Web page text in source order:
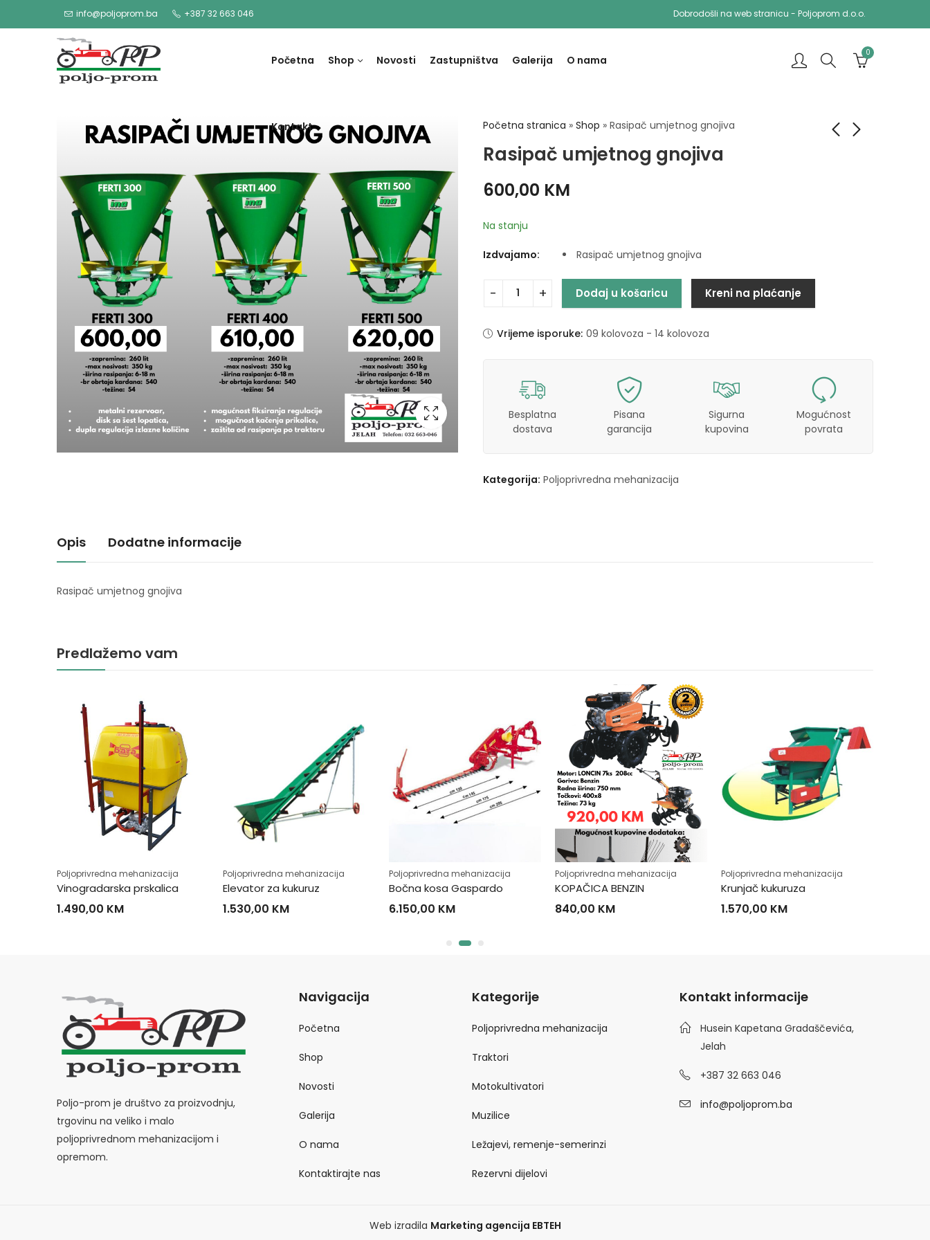
info@poljoprom.ba +387 32 663 046 Dobrodošli na web stranicu - Poljoprom d.o.o.
Početna Shop Novosti Zastupništva Galerija O nama
Kontakt
0
Početna stranica » Shop » Rasipač umjetnog gnojiva
Rasipač umjetnog gnojiva
600,00 KM
Na stanju
Izdvajamo: Rasipač umjetnog gnojiva
Dodaj u košaricu Kreni na plaćanje
Vrijeme isporuke: 09 kolovoza - 14 kolovoza
Besplatna
dostava
Pisana
garancija
Sigurna
kupovina
Mogućnost
povrata
Kategorija: Poljoprivredna mehanizacija
Opis Dodatne informacije
Rasipač umjetnog gnojiva
Predlažemo vam
Poljoprivredna mehanizacija
Vinogradarska prskalica
1.490,00 KM
Poljoprivredna mehanizacija
Elevator za kukuruz
1.530,00 KM
Poljoprivredna mehanizacija
Bočna kosa Gaspardo
6.150,00 KM
Poljoprivredna mehanizacija
KOPAČICA BENZIN
840,00 KM
Poljoprivredna mehanizacija
Krunjač kukuruza
1.570,00 KM
Poljo-prom je društvo za proizvodnju,
trgovinu na veliko i malo
poljoprivrednom mehanizacijom i
opremom.
Navigacija
Početna
Shop
Novosti
Galerija
O nama
Kontaktirajte nas
Kategorije
Poljoprivredna mehanizacija
Traktori
Motokultivatori
Muzilice
Ležajevi, remenje-semerinzi
Rezervni dijelovi
Kontakt informacije
Husein Kapetana Gradaščevića,
Jelah
+387 32 663 046
info@poljoprom.ba
Web izradila Marketing agencija EBTEH